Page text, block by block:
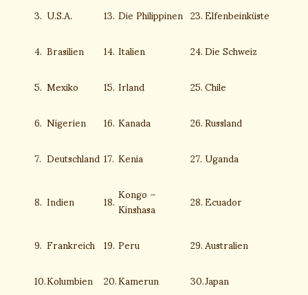
3.U.S.A. 13.Die Philippinen 23.Elfenbeinküste
4.Brasilien 14.Italien 24.Die Schweiz
5.Mexiko 15.Irland 25.Chile
6.Nigerien 16.Kanada 26.Russland
7. Deutschland17.Kenia 27.Uganda
8.Indien 18.Kongo –
Kinshasa 28.Ecuador
9.Frankreich 19.Peru 29.Australien
10.Kolumbien 20.Kamerun 30.Japan